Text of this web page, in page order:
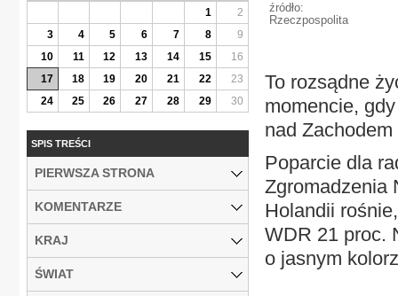
źródło:
Rzeczpospolita
To rozsądne
momencie,
nad
Poparcie dla
Zgromadzenia
Holandii
WDR 21 proc.
o jasnym
1
2
3
4 5 6 7 8
9
10
11 12 13 14 15
16
17
18 19 20 21 22
23
24
25 26 27 28 29 30
SPIS TREŚCI
PIERWSZA STRONA
KOMENTARZE
KRAJ
ŚWIAT